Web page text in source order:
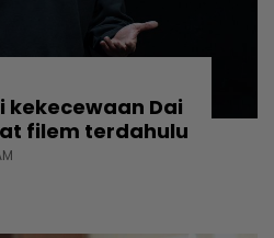
kekecewaan Dai
filem terdahulu